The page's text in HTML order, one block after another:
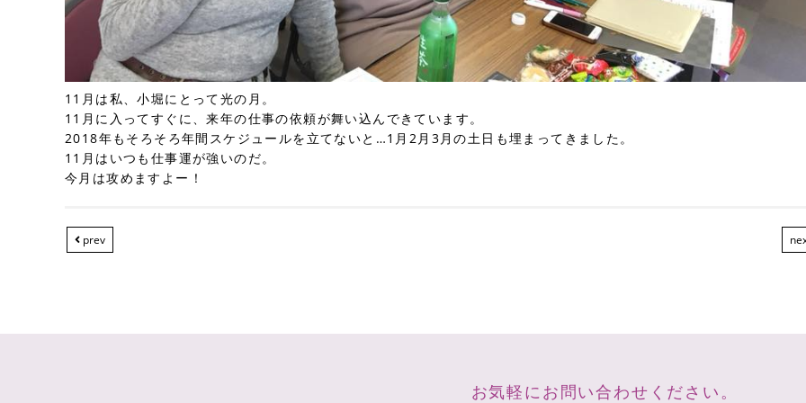
11月は私、小堀にとって光の月。
11月に入ってすぐに、来年の仕事の依頼が舞い込んできています。
2018年もそろそろ年間スケジュールを立てないと…1月2月3月の土日も埋まってきました。
11月はいつも仕事運が強いのだ。
今月は攻めますよー！
prev
お気軽にお問い合わせください。